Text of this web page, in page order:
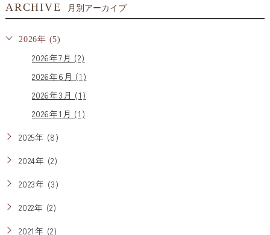
ARCHIVE 月別アーカイブ
2026年 (5)
2026年7月 (2)
2026年6月 (1)
2026年3月 (1)
2026年1月 (1)
2025年 (8)
2024年 (2)
2023年 (3)
2022年 (2)
2021年 (2)